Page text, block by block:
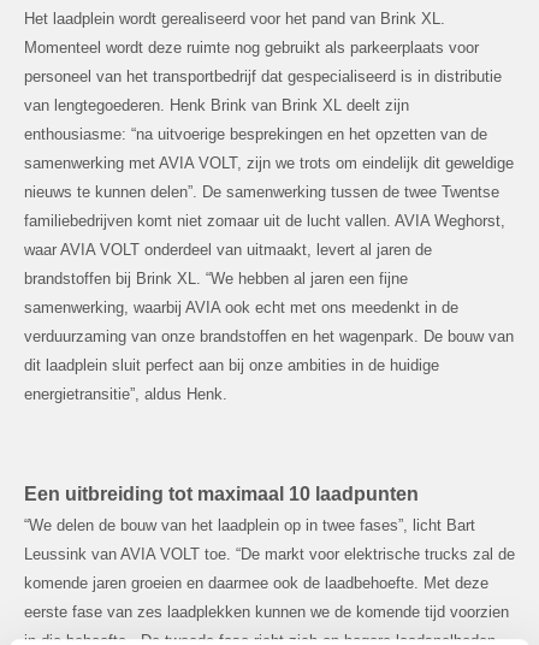
Het laadplein wordt gerealiseerd voor het pand van Brink XL.
Momenteel wordt deze ruimte nog gebruikt als parkeerplaats voor
personeel van het transportbedrijf dat gespecialiseerd is in distributie
van lengtegoederen. Henk Brink van Brink XL deelt zijn
enthousiasme: “na uitvoerige besprekingen en het opzetten van de
samenwerking met AVIA VOLT, zijn we trots om eindelijk dit geweldige
nieuws te kunnen delen”. De samenwerking tussen de twee Twentse
familiebedrijven komt niet zomaar uit de lucht vallen. AVIA Weghorst,
waar AVIA VOLT onderdeel van uitmaakt, levert al jaren de
brandstoffen bij Brink XL. “We hebben al jaren een fijne
samenwerking, waarbij AVIA ook echt met ons meedenkt in de
verduurzaming van onze brandstoffen en het wagenpark. De bouw van
dit laadplein sluit perfect aan bij onze ambities in de huidige
energietransitie”, aldus Henk.
Een uitbreiding tot maximaal 10 laadpunten
“We delen de bouw van het laadplein op in twee fases”, licht Bart
Leussink van AVIA VOLT toe. “De markt voor elektrische trucks zal de
komende jaren groeien en daarmee ook de laadbehoefte. Met deze
eerste fase van zes laadplekken kunnen we de komende tijd voorzien
in die behoefte. De tweede fase richt zich op hogere laadsnelheden,